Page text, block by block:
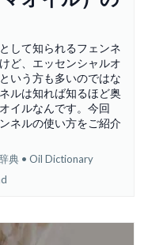
して知られるフェンネ
ど、エッセンシャルオ
いう方も多いのではな
ルは知れば知るほど奥
イルなんです。今回
ネルの使い方をご紹介
典 • Oil Dictionary